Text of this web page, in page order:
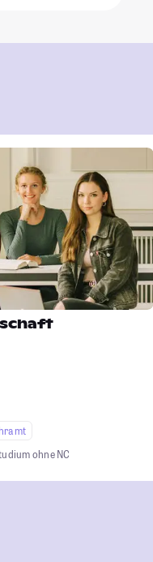
ohne NC